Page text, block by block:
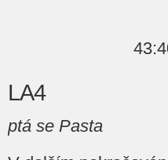
LA4
ptá se Pasta